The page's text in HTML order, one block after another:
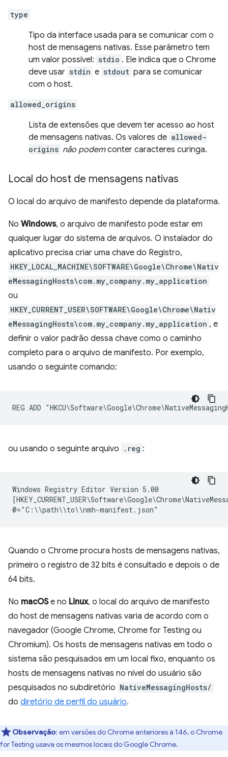
type
Tipo da interface usada para se comunicar com o
host de mensagens nativas. Esse parâmetro tem
um valor possível: stdio . Ele indica que o Chrome
deve usar stdin e stdout para se comunicar
com o host.
allowed_origins
Lista de extensões que devem ter acesso ao host
de mensagens nativas. Os valores de allowed-
origins não podemconter caracteres curinga.
Local do host de mensagens nativas
O local do arquivo de manifesto depende da plataforma.
No Windows, o arquivo de manifesto pode estar em
qualquer lugar do sistema de arquivos. O instalador do
aplicativo precisa criar uma chave do Registro,
HKEY_LOCAL_MACHINE\SOFTWARE\Google\Chrome\Nativ
eMessagingHosts\com.my_company.my_application
ou
HKEY_CURRENT_USER\SOFTWARE\Google\Chrome\Nativ
eMessagingHosts\com.my_company.my_application , e
definir o valor padrão dessa chave como o caminho
completo para o arquivo de manifesto. Por exemplo,
usando o seguinte comando:
ou usando o seguinte arquivo .reg :
Windows Registry Editor Version 5.00
Quando o Chrome procura hosts de mensagens nativas,
primeiro o registro de 32 bits é consultado e depois o de
64 bits.
No macOSe no Linux, o local do arquivo de manifesto
do host de mensagens nativas varia de acordo com o
navegador (Google Chrome, Chrome for Testing ou
Chromium). Os hosts de mensagens nativas em todo o
sistema são pesquisados em um local fixo, enquanto os
hosts de mensagens nativas no nível do usuário são
pesquisados no subdiretório NativeMessagingHosts/
do diretório de perfil do usuário.
Observação: em versões do Chrome anteriores à 146, o Chrome
for Testing usava os mesmos locais do Google Chrome.